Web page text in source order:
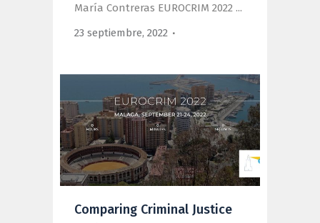
María Contreras EUROCRIM 2022 ...
23 septiembre, 2022
Comparing Criminal Justice